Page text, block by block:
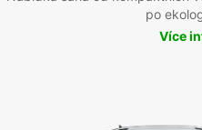
po
Více